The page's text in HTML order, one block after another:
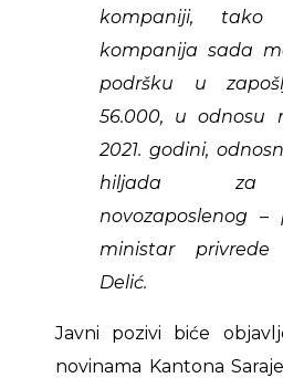
kompaniji,
kompanija sada
podršku u
56.000, u odnosu
2021. godini,
hiljada za
novozaposlenog –
ministar
Delić.
Javni pozivi biće
novinama Kantona